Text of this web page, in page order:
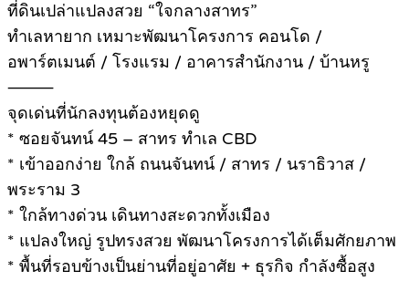
ที่ดินเปล่าแปลงสวย “ใจกลางสาทร”
ทำเลหายาก เหมาะพัฒนาโครงการ คอนโด /
อพาร์ตเมนต์ / โรงแรม / อาคารสำนักงาน / บ้านหรู
⸻
จุดเด่นที่นักลงทุนต้องหยุดดู
* ซอยจันทน์ 45 – สาทร ทำเล CBD
* เข้าออกง่าย ใกล้ ถนนจันทน์ / สาทร / นราธิวาส /
พระราม 3
* ใกล้ทางด่วน เดินทางสะดวกทั้งเมือง
* แปลงใหญ่ รูปทรงสวย พัฒนาโครงการได้เต็มศักยภาพ
* พื้นที่รอบข้างเป็นย่านที่อยู่อาศัย + ธุรกิจ กำลังซื้อสูง